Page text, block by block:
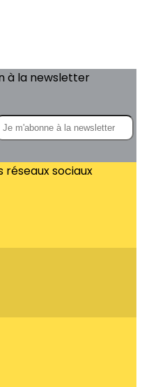
à la newsletter
réseaux sociaux